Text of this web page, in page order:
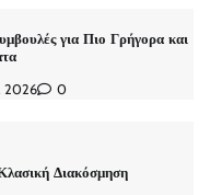
για Πιο Γρήγορα και
2026 0
Διακόσμηση